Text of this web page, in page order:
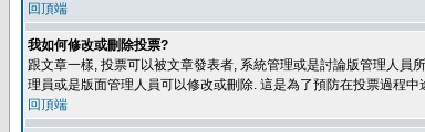
回頂端
我如何修改或刪除投票?
跟文章一樣, 投票可以被文章發表者, 系統管理或是討論版管理人員
理員或是版面管理人員可以修改或刪除. 這是為了預防在投票過程
回頂端